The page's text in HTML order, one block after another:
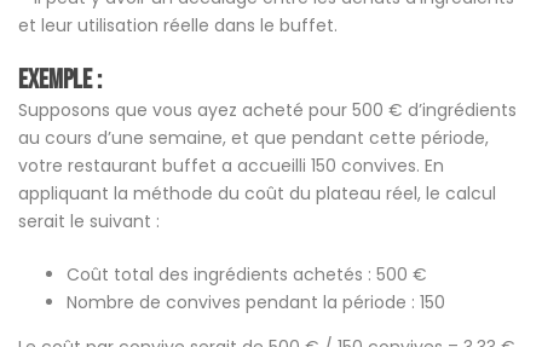
et leur utilisation réelle dans le buffet.
Exemple :
Supposons que vous ayez acheté pour 500 € d’ingrédients
au cours d’une semaine, et que pendant cette période,
votre restaurant buffet a accueilli 150 convives. En
appliquant la méthode du coût du plateau réel, le calcul
serait le suivant :
Coût total des ingrédients achetés : 500 €
Nombre de convives pendant la période : 150